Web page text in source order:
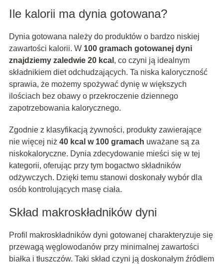
Ile kalorii ma dynia gotowana?
Dynia gotowana należy do produktów o bardzo niskiej
zawartości kalorii. W 100 gramach gotowanej dyni
znajdziemy zaledwie 20 kcal , co czyni ją idealnym
składnikiem diet odchudzających. Ta niska kaloryczność
sprawia, że możemy spożywać dynię w większych
ilościach bez obawy o przekroczenie dziennego
zapotrzebowania kalorycznego.
Zgodnie z klasyfikacją żywności, produkty zawierające
nie więcej niż 40 kcal w 100 gramach uważane są za
niskokaloryczne. Dynia zdecydowanie mieści się w tej
kategorii, oferując przy tym bogactwo składników
odżywczych. Dzięki temu stanowi doskonały wybór dla
osób kontrolujących masę ciała.
Skład makroskładników dyni
Profil makroskładników dyni gotowanej charakteryzuje się
przewagą węglowodanów przy minimalnej zawartości
białka i tłuszczów. Taki skład czyni ją doskonałym źródłem